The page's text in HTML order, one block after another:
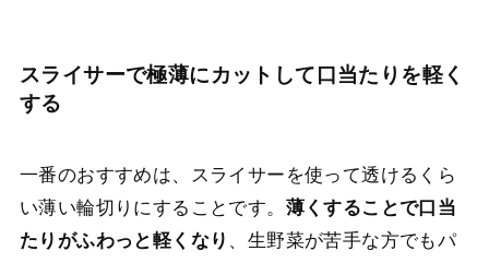
スライサーで極薄にカットして口当たりを軽く
する
一番のおすすめは、スライサーを使って透けるくら
い薄い輪切りにすることです。 薄くすることで口当
たりがふわっと軽くなり 、生野菜が苦手な方でもパ